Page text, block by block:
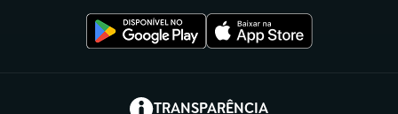
TRANSPARÊNCIA
(abre em nova aba)